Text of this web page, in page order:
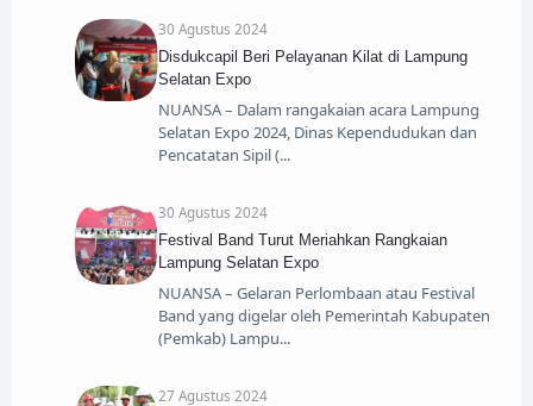
30 Agustus 2024
Disdukcapil Beri Pelayanan Kilat di Lampung
Selatan Expo
NUANSA – Dalam rangakaian acara Lampung
Selatan Expo 2024, Dinas Kependudukan dan
Pencatatan Sipil (
30 Agustus 2024
Festival Band Turut Meriahkan Rangkaian
Lampung Selatan Expo
NUANSA – Gelaran Perlombaan atau Festival
Band yang digelar oleh Pemerintah Kabupaten
(Pemkab) Lampu
27 Agustus 2024